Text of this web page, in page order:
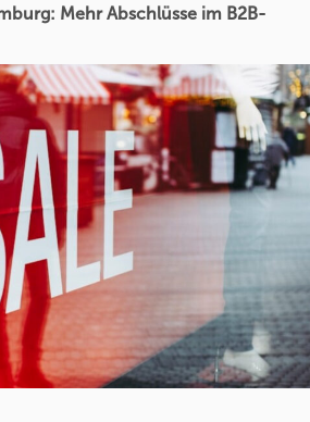
Mehr Abschlüsse im B2B-